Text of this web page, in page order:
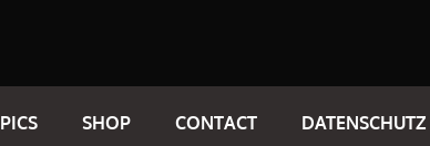
PICS SHOP CONTACT DATENSCHUTZ